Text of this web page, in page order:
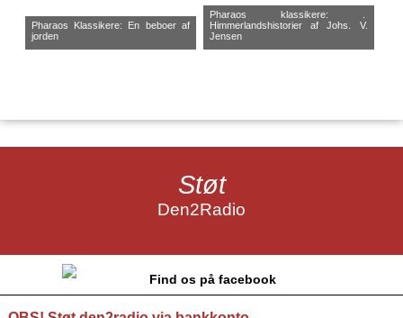
Pharaos Klassikere: En beboer af
jorden
Pharaos klassikere: .
Himmerlandshistorier af Johs. V.
Jensen
Støt
Den2Radio
Find os på facebook